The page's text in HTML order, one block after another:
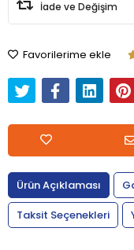
İade ve Değişim
Favorilerime ekle
Ürün Açıklaması
Taksit Seçenekleri